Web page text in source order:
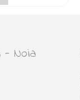
- Noia